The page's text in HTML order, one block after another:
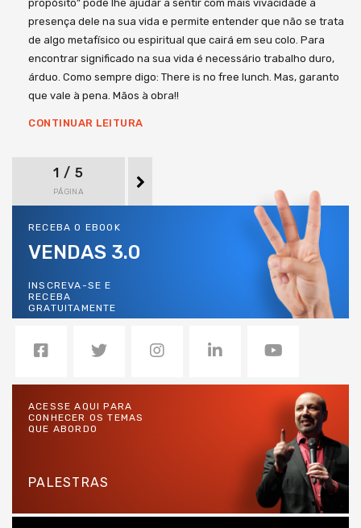
propósito” pode lhe ajudar a sentir com mais vivacidade a
presença dele na sua vida e permite entender que não se trata
de algo metafísico ou espiritual que cairá em seu colo. Para
encontrar significado na sua vida é necessário trabalho duro,
árduo. Como sempre digo: There is no free lunch. Mas, garanto
que vale à pena. Mãos à obra!!
CONTINUAR LEITURA
1 / 5
PÁGINA
RECEBA O EBOOK
VENDAS 3.0
INSCREVA-SE E
RECEBA
GRATUITAMENTE
ACESSE AQUI PARA
CONHECER OS TEMAS
QUE ABORDO
PALESTRAS